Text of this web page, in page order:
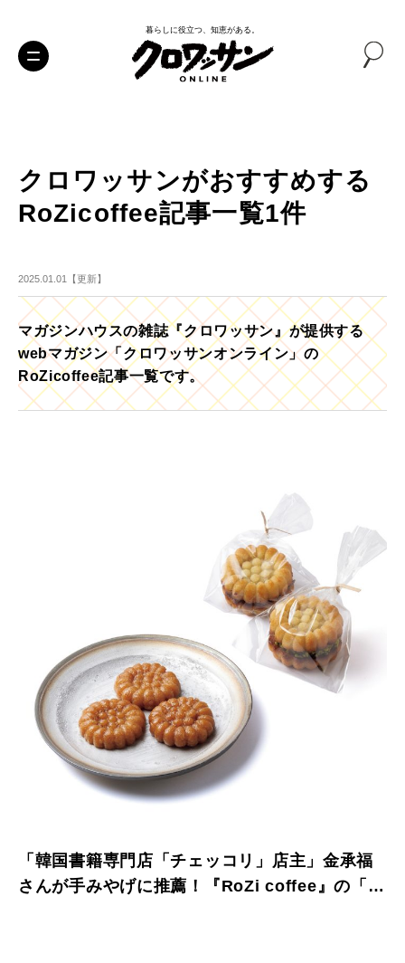
暮らしに役立つ、知恵がある。
クロワッサンがおすすめする
RoZicoffee記事一覧1件
2025.01.01【更新】
マガジンハウスの雑誌『クロワッサン』が提供する
webマガジン「クロワッサンオンライン」の
RoZicoffee記事一覧です。
「韓国書籍専門店「チェッコリ」店主」金承福
さんが手みやげに推薦！『RoZi coffee』の「薬